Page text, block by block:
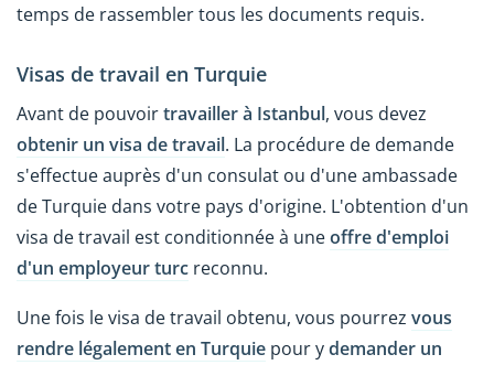
temps de rassembler tous les documents requis.
Visas de travail en Turquie
Avant de pouvoirtravailler à Istanbul, vous devez
obtenir un visa de travail. La procédure de demande
s'effectue auprès d'un consulat ou d'une ambassade
de Turquie dans votre pays d'origine. L'obtention d'un
visa de travail est conditionnée à uneoffre d'emploi
d'un employeur turc reconnu.
Une fois le visa de travail obtenu, vous pourrez vous
rendre légalement en Turquie pour ydemander un